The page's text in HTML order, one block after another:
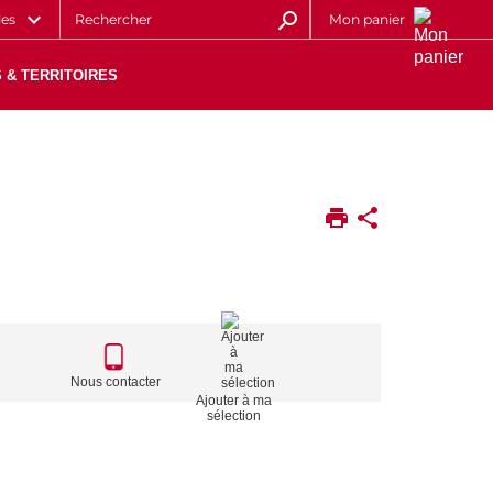
Mon panier
& TERRITOIRES
CALL
TO
ACTIONS
Nous contacter
Ajouter à ma
sélection